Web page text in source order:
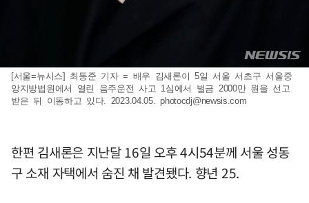
[서울=뉴시스] 최동준 기자 = 배우 김새론이 5일 서울 서초구 서울중
앙지방법원에서 열린 음주운전 사고 1심에서 벌금 2000만 원을 선고
받은 뒤 이동하고 있다. 2023.04.05.photocdj@newsis.com
한편 김새론은 지난달 16일 오후 4시54분께 서울 성동
구 소재 자택에서 숨진 채 발견됐다. 향년 25.